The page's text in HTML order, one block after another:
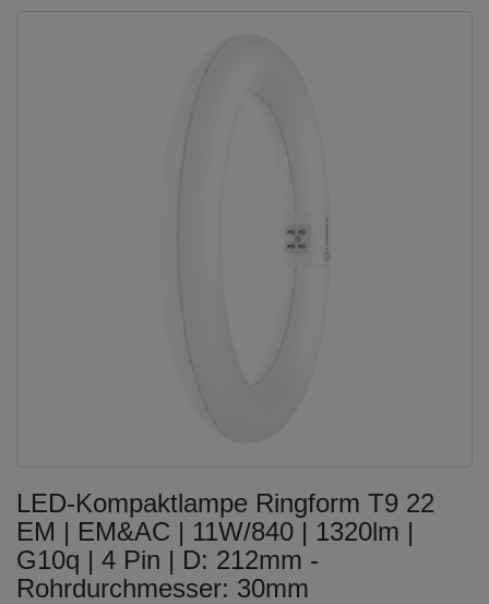
LED-Kompaktlampe Ringform T9 22
EM | EM&AC | 11W/840 | 1320lm |
G10q | 4 Pin | D: 212mm -
Rohrdurchmesser: 30mm